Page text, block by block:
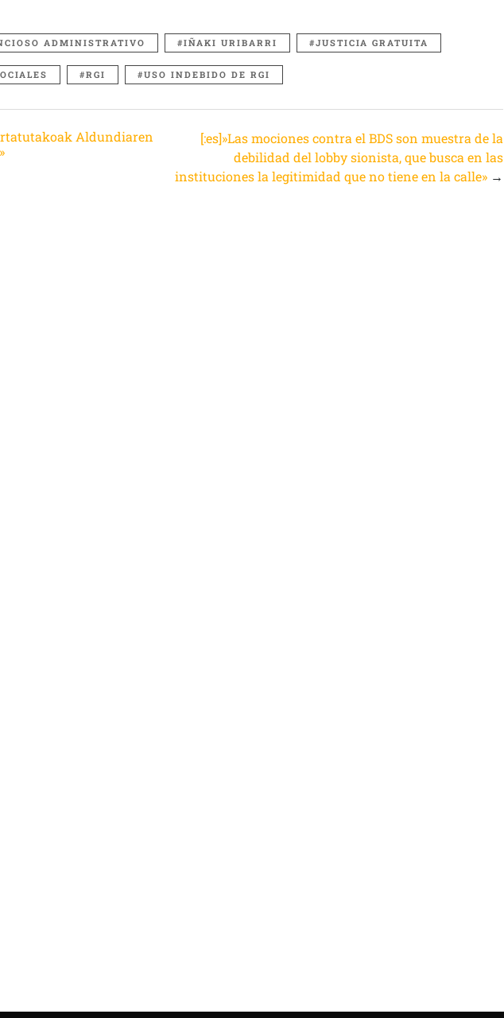
ADMINISTRATIVO IÑAKI URIBARRI JUSTICIA GRATUITA
RGI USO INDEBIDO DE RGI
Aldundiaren
[:es]»Las mociones contra el BDS son muestra de la
debilidad del lobby sionista, que busca en las
instituciones la legitimidad que no tiene en la calle»→